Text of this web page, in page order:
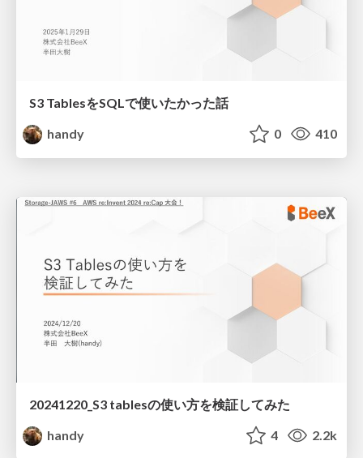
S3 TablesをSQLで使いたかった話
handy
0 410
20241220_S3 tablesの使い方を検証してみた
handy
4 2.2k